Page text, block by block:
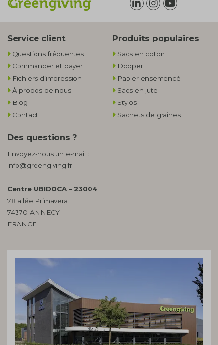
Service client
Questions fréquentes
Commander et payer
Fichiers d’impression
À propos de nous
Blog
Contact
Produits populaires
Sacs en coton
Dopper
Papier ensemencé
Sacs en jute
Stylos
Sachets de graines
Des questions ?
Envoyez-nous un e-mail :
info@greengiving.fr
Centre UBIDOCA – 23004
78 allée Primavera
74370 ANNECY
FRANCE